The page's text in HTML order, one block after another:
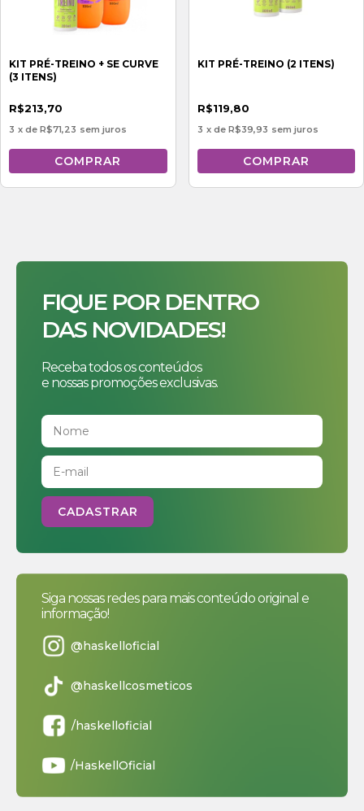
KIT PRÉ-TREINO + SE CURVE
(3 ITENS)
R$213,70
3 x de R$71,23 sem juros
KIT PRÉ-TREINO (2 ITENS)
R$119,80
3 x de R$39,93 sem juros
FIQUE POR DENTRO
DAS NOVIDADES!
Receba todos os conteúdos
e nossas promoções exclusivas.
Siga nossas redes para mais conteúdo original e
informação!
@haskelloficial
@haskellcosmeticos
/haskelloficial
/HaskellOficial